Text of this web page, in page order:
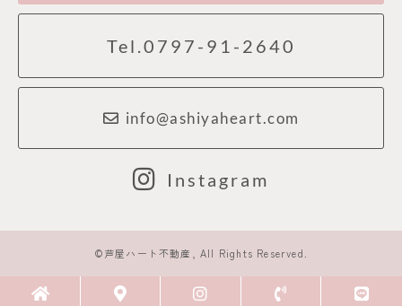
Tel.0797-91-2640
info@ashiyaheart.com
Instagram
©芦屋ハート不動産, All Rights Reserved.